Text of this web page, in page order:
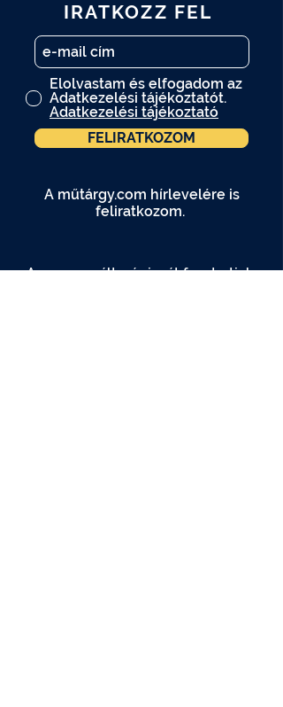
IRATKOZZ FEL
Elolvastam és elfogadom az
Adatkezelési tájékoztatót.
Adatkezelési tájékoztató
FELIRATKOZOM
A műtárgy.com hírlevelére is
feliratkozom.
A programváltozás jogát fenntartjuk.